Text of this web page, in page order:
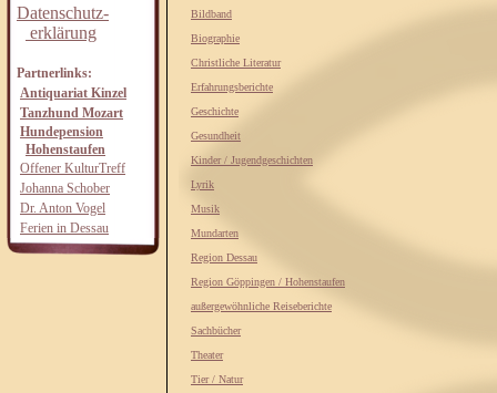
Datenschutz-
erklärung
Partnerlinks:
Antiquariat Kinzel
Tanzhund Mozart
Hundepension
Hohenstaufen
Offener KulturTreff
Johanna Schober
Dr. Anton Vogel
Ferien in Dessau
Bildband
Biographie
Christliche Literatur
Erfahrungsberichte
Geschichte
Gesundheit
Kinder / Jugendgeschichten
Lyrik
Musik
Mundarten
Region Dessau
Region Göppingen / Hohenstaufen
außergewöhnliche Reiseberichte
Sachbücher
Theater
Tier / Natur